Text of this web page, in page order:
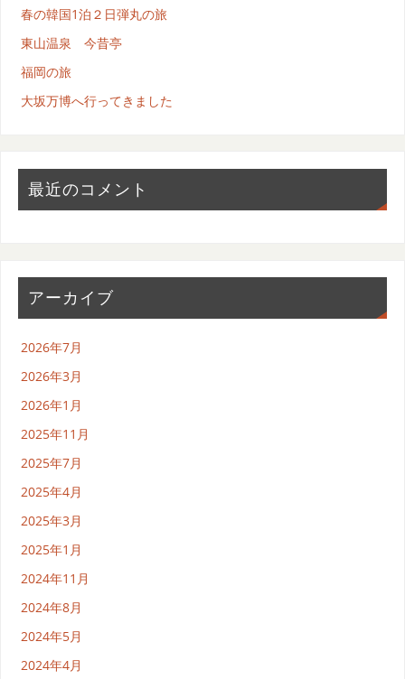
春の韓国1泊２日弾丸の旅
東山温泉 今昔亭
福岡の旅
大坂万博へ行ってきました
最近のコメント
アーカイブ
2026年7月
2026年3月
2026年1月
2025年11月
2025年7月
2025年4月
2025年3月
2025年1月
2024年11月
2024年8月
2024年5月
2024年4月